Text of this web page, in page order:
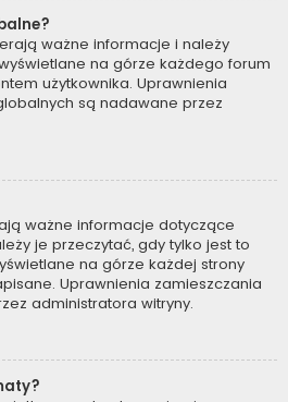
ważne informacje i należy
na górze każdego forum
użytkownika. Uprawnienia
są nadawane przez
ważne informacje dotyczące
je przeczytać, gdy tylko jest to
na górze każdej strony
Uprawnienia zamieszczania
administratora witryny.